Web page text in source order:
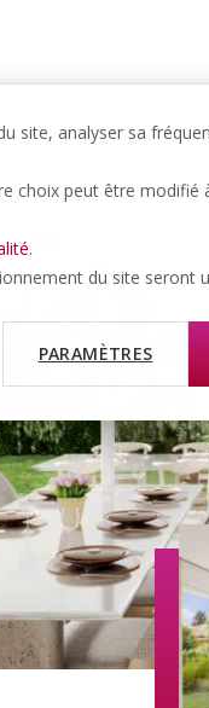
site, analyser sa
choix peut être
.
du site seront
PARAMÈTRES
4.5